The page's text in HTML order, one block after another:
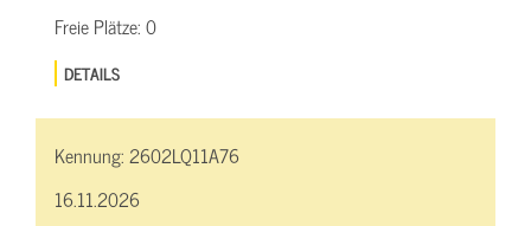
Freie Plätze:0
DETAILS
Kennung:2602LQ11A76
16.11.2026